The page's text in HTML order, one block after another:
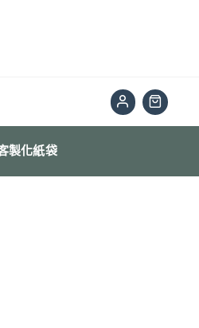
製化紙袋